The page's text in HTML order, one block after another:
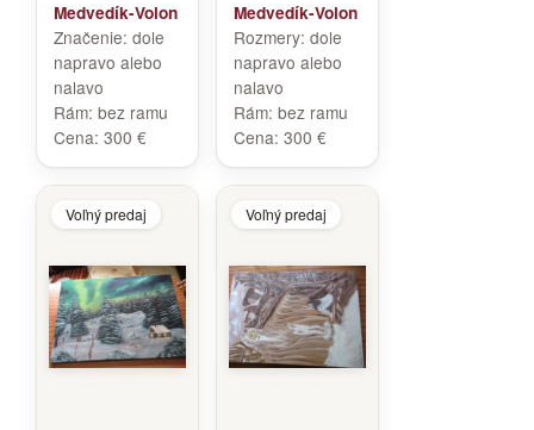
Medvedík-Volon
Značenie: dole
napravo alebo
nalavo
Rám: bez ramu
Cena: 300 €
Medvedík-Volon
Rozmery: dole
napravo alebo
nalavo
Rám: bez ramu
Cena: 300 €
Voľný predaj Voľný predaj